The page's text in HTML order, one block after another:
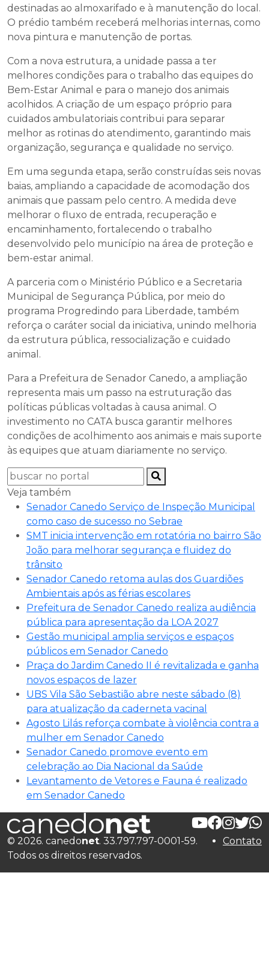
destinadas ao almoxarifado e à manutenção do local.
O prédio também receberá melhorias internas, como
nova pintura e manutenção de portas.
Com a nova estrutura, a unidade passa a ter
melhores condições para o trabalho das equipes do
Bem-Estar Animal e para o manejo dos animais
acolhidos. A criação de um espaço próprio para
cuidados ambulatoriais contribui para separar
melhor as rotinas do atendimento, garantindo mais
organização, segurança e qualidade no serviço.
Em uma segunda etapa, serão construídas seis novas
baias, ampliando a capacidade de acomodação dos
animais que passam pelo centro. A medida deve
melhorar o fluxo de entrada, recuperação e
encaminhamento, fortalecendo o trabalho
desenvolvido pelo município na área de proteção e
bem-estar animal.
A parceria com o Ministério Público e a Secretaria
Municipal de Segurança Pública, por meio do
programa Progredindo para Liberdade, também
reforça o caráter social da iniciativa, unindo melhoria
da estrutura pública, ressocialização e cuidado
animal.
Para a Prefeitura de Senador Canedo, a ampliação
representa mais um passo na estruturação das
políticas públicas voltadas à causa animal. O
investimento no CATA busca garantir melhores
condições de acolhimento aos animais e mais suporte
às equipes que atuam diariamente no serviço.
Veja também
Senador Canedo Serviço de Inspeção Municipal
como caso de sucesso no Sebrae
SMT inicia intervenção em rotatória no bairro São
João para melhorar segurança e fluidez do
trânsito
Senador Canedo retoma aulas dos Guardiões
Ambientais após as férias escolares
Prefeitura de Senador Canedo realiza audiência
pública para apresentação da LOA 2027
Gestão municipal amplia serviços e espaços
públicos em Senador Canedo
Praça do Jardim Canedo II é revitalizada e ganha
novos espaços de lazer
UBS Vila São Sebastião abre neste sábado (8)
para atualização da caderneta vacinal
Agosto Lilás reforça combate à violência contra a
mulher em Senador Canedo
Senador Canedo promove evento em
celebração ao Dia Nacional da Saúde
Levantamento de Vetores e Fauna é realizado
em Senador Canedo
© 2026. canedonet. 33.797.797-0001-59.
Todos os direitos reservados.
Contato